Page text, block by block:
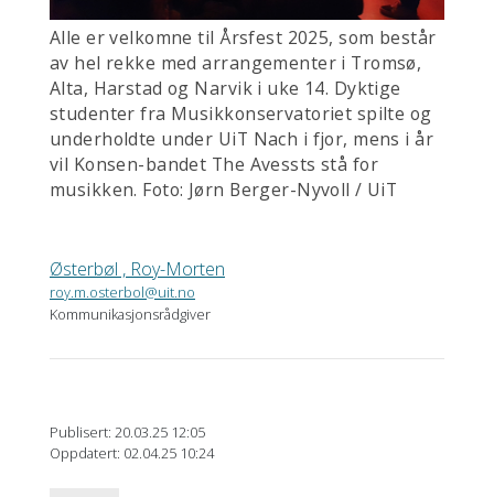
Alle er velkomne til Årsfest 2025, som består
av hel rekke med arrangementer i Tromsø,
Alta, Harstad og Narvik i uke 14. Dyktige
studenter fra Musikkonservatoriet spilte og
underholdte under UiT Nach i fjor, mens i år
vil Konsen-bandet The Avessts stå for
musikken. Foto: Jørn Berger-Nyvoll / UiT
Østerbøl , Roy-Morten
roy.m.osterbol@uit.no
Kommunikasjonsrådgiver
Publisert: 20.03.25 12:05
Oppdatert: 02.04.25 10:24